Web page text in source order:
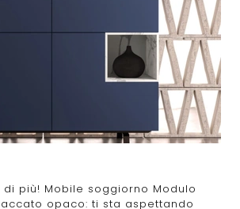
più! Mobile soggiorno Modulo
opaco: ti sta aspettando